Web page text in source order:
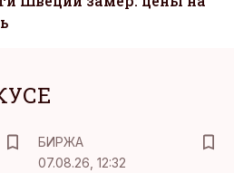
БИРЖА
07.08.26, 12:32